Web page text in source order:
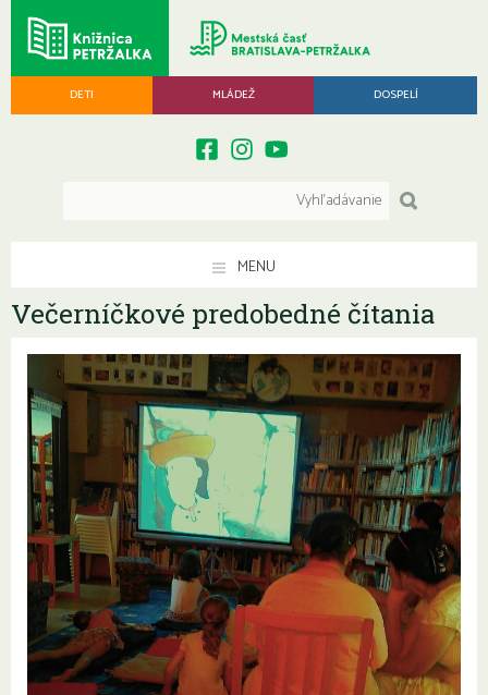
DETI MLÁDEŽ DOSPELÍ
MENU
Večerníčkové predobedné čítania